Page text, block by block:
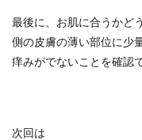
最後に、 お肌に合うかど
側の皮膚の薄い部位に少
痒みがでないことを確認
次回は